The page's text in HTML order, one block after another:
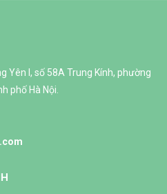
Yên I, số 58A Trung Kính, phường
phố Hà Nội.